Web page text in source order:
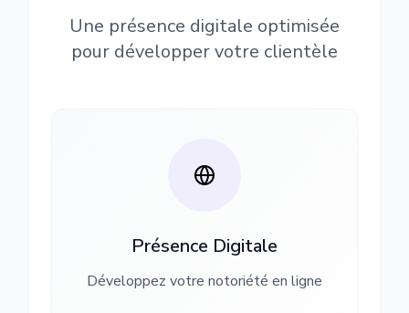
Une présence digitale optimisée
pour développer votre clientèle
Présence Digitale
Développez votre notoriété en ligne